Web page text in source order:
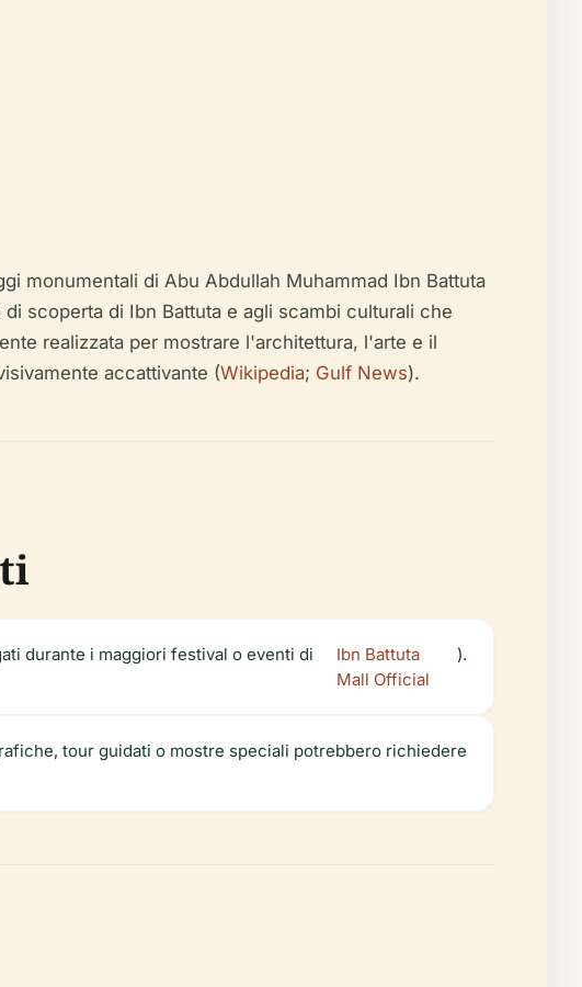
monumentali di Abu Abdullah Muhammad Ibn Battuta
scoperta di Ibn Battuta e agli scambi culturali che
realizzata per mostrare l'architettura, l'arte e il
accattivante (Wikipedia; Gulf News).
durante i maggiori festival o eventi di
Ibn Battuta
Mall Official
).
tour guidati o mostre speciali potrebbero richiedere